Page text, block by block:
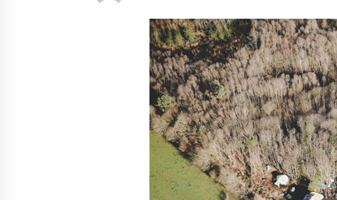
2026/07/16
POTTO: San Pedro jaietako
saioa
2026/07/09
Auritz Iñurrietaren margoak
ikusgai Uribitarte40 aretoan
2026/07/03